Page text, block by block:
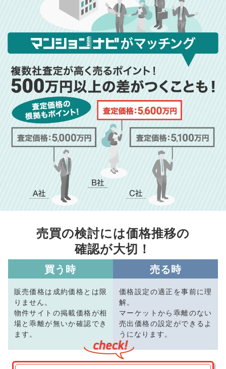
売買の検討には価格推移の
確認が大切！
買う時
販売価格は成約価格とは限
りません。
物件サイトの掲載価格が相
場と乖離が無いか確認でき
ます。
売る時
価格設定の適正を事前に理
解。
マーケットから乖離のない
売出価格の設定ができるよ
うになります。